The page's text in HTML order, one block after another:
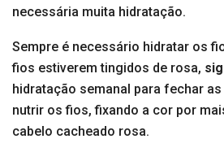
necessária muita hidratação.
Sempre é necessário hidratar os
fios estiverem tingidos de rosa,
hidratação semanal para fechar
nutrir os fios, fixando a cor por
cabelo cacheado rosa.